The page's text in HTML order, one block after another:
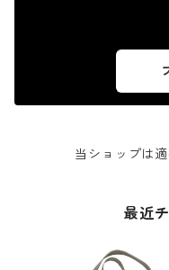
当ショップは
最近